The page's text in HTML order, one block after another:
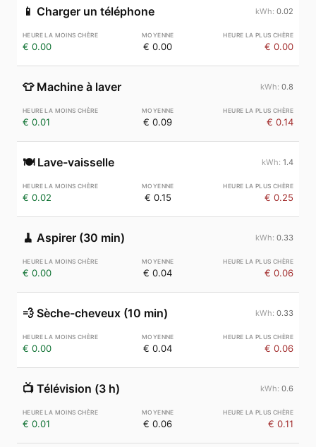
📱 Charger un téléphone 0.02
€ 0.00 € 0.00 € 0.00
👕 Machine à laver 0.8
€ 0.01 € 0.09 € 0.14
🍽️ Lave-vaisselle 1.4
€ 0.02 € 0.15 € 0.25
🧹 Aspirer (30 min) 0.33
€ 0.00 € 0.04 € 0.06
💨 Sèche-cheveux (10 min) 0.33
€ 0.00 € 0.04 € 0.06
📺 Télévision (3 h) 0.6
€ 0.01 € 0.06 € 0.11